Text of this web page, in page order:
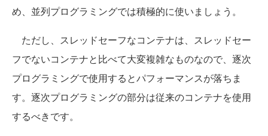
め、並列プログラミングでは積極的に使いましょう。
ただし、スレッドセーフなコンテナは、スレッドセー
フでないコンテナと比べて大変複雑なものなので、逐次
プログラミングで使用するとパフォーマンスが落ちま
す。逐次プログラミングの部分は従来のコンテナを使用
するべきです。